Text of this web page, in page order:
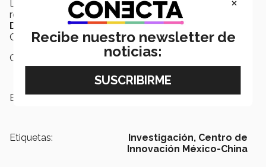
La delegación de profesores chinos, realizaron un
recorrido por los distintos laboratorios del
Desarrollo Tecnológico(CEDETEC) del campus
Ciudad de México.
Campus:
Escuelas: Ingeniería y Ciencias
Etiquetas: Investigación, Centro de
Innovación México-China
Recibe nuestro newsletter de
noticias: